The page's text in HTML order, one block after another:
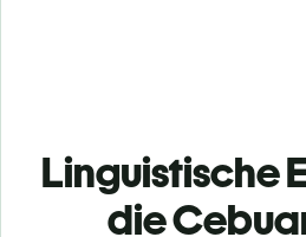
Linguistische
die